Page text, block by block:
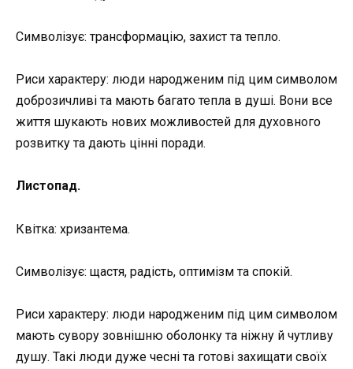
Символізує: трансформацію, захист та тепло.
Риси характеру: люди народженим під цим символом
доброзичливі та мають багато тепла в душі. Вони все
життя шукають нових можливостей для духовного
розвитку та дають цінні поради.
Листопад.
Квітка: хризантема.
Символізує: щастя, радість, оптимізм та спокій.
Риси характеру: люди народженим під цим символом
мають сувору зовнішню оболонку та ніжну й чутливу
душу. Такі люди дуже чесні та готові захищати своїх